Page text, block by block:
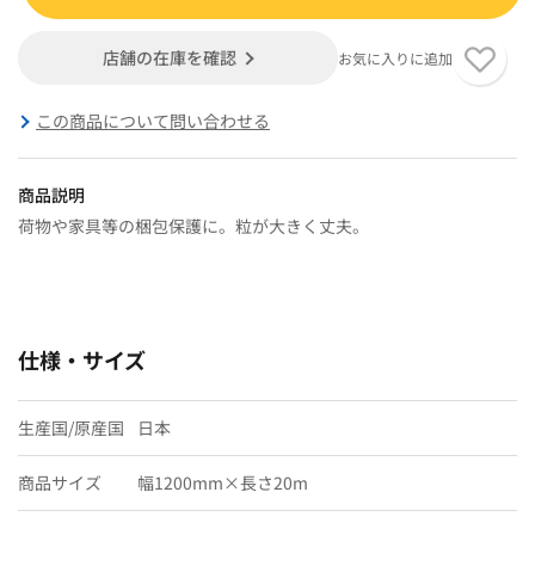
店舗の在庫を確認 お気に入りに追加
この商品について問い合わせる
商品説明
荷物や家具等の梱包保護に。粒が大きく丈夫。
仕様・サイズ
生産国/原産国 日本
商品サイズ 幅1200mm×長さ20m